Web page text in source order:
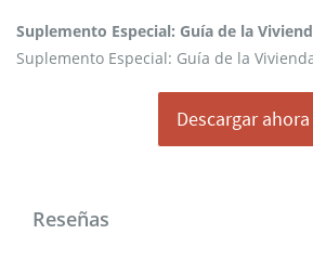
Especial:
Guía
2025
Suplemento Especial: Guía de la
Suplemento Especial: Guía de la
Descargar ahora
Reseñas